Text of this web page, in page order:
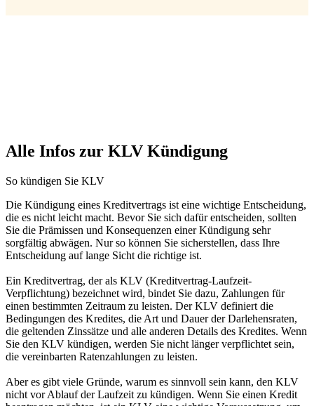
Alle Infos zur KLV Kündigung
So kündigen Sie KLV
Die Kündigung eines Kreditvertrags ist eine wichtige Entscheidung,
die es nicht leicht macht. Bevor Sie sich dafür entscheiden, sollten
Sie die Prämissen und Konsequenzen einer Kündigung sehr
sorgfältig abwägen. Nur so können Sie sicherstellen, dass Ihre
Entscheidung auf lange Sicht die richtige ist.
Ein Kreditvertrag, der als KLV (Kreditvertrag-Laufzeit-
Verpflichtung) bezeichnet wird, bindet Sie dazu, Zahlungen für
einen bestimmten Zeitraum zu leisten. Der KLV definiert die
Bedingungen des Kredites, die Art und Dauer der Darlehensraten,
die geltenden Zinssätze und alle anderen Details des Kredites. Wenn
Sie den KLV kündigen, werden Sie nicht länger verpflichtet sein,
die vereinbarten Ratenzahlungen zu leisten.
Aber es gibt viele Gründe, warum es sinnvoll sein kann, den KLV
nicht vor Ablauf der Laufzeit zu kündigen. Wenn Sie einen Kredit